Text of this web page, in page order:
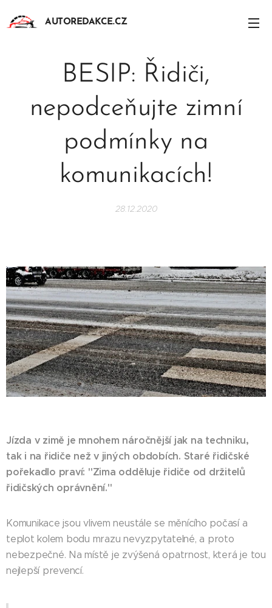
AUTOREDAKCE.CZ
BESIP: Řidiči,
nepodceňujte zimní
podmínky na
komunikacích!
28.12.2020
Jízda v zimě je mnohem náročnější jak na techniku,
tak i na řidiče než v jiných obdobích. Staré řidičské
pořekadlo praví: "Zima odděluje řidiče od držitelů
řidičských oprávnění."
Komunikace jsou vlivem neustále se měnícího počasí a
teplot kolem bodu mrazu nevyzpytatelné, a proto
nebezpečné. Na místě je zvýšená opatrnost, která je tou
nejlepší prevencí.